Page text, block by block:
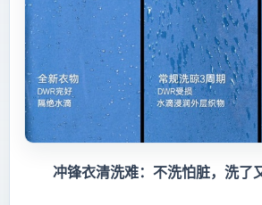
冲锋衣清洗难：不洗怕脏，洗了